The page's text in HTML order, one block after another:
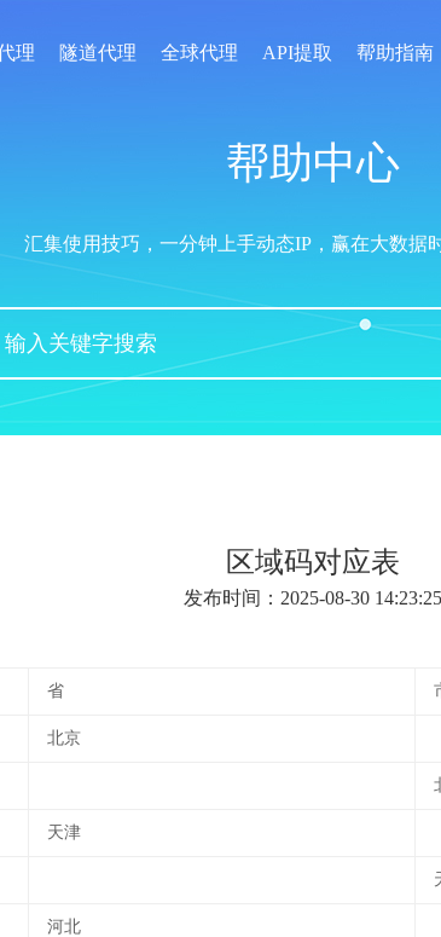
理 隧道代理 全球代理 API提取 帮助指南
帮助中心
汇集使用技巧，一分钟上手动态IP，赢在大数据
区域码对应表
发布时间：2025-08-30 14:23:25
省
北京
天津
河北